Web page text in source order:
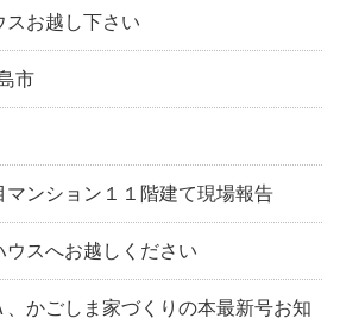
スお越し下さい
市
マンション１１階建て現場報告
ウスへお越しください
、かごしま家づくりの本最新号お知